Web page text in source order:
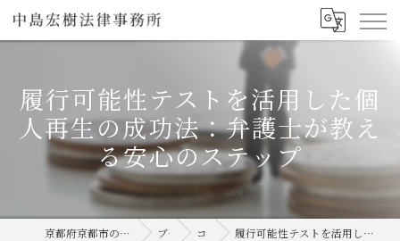
履行可能性テストを活用した個
人再生の成功法：弁護士が教え
る安心のステップ
京都府京都市の弁護士なら中島宏樹法律事務所 ブログ コラム 履行可能性テストを活用した個人再生の成功法：弁護士が教える安心のステップ